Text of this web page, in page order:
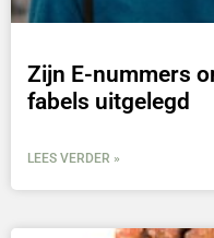
Zijn E-nummers
fabels uitgelegd
LEES VERDER »